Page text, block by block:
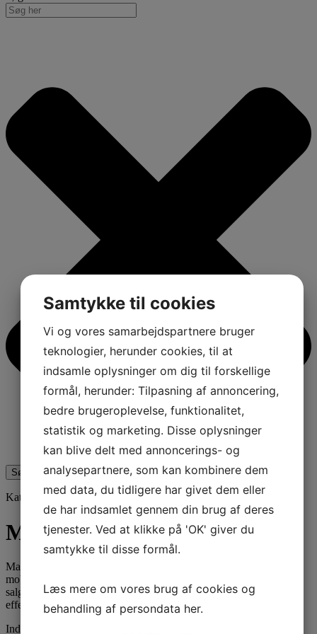
Søg
Kategori
Marketing SMS
Marketing SMS samler emner om kampagner, segmentering og
mobil kommunikation som en del af virksomheders synlighed og
salgsarbejde. Fokus er på balancen mellem relevans, timing og
effektivitet.
Indhold og links:
Samtykke til cookies
Vi og vores samarbejdspartnere bruger
teknologier, herunder cookies, til at
indsamle oplysninger om dig til forskellige
formål, herunder: Tilpasning af annoncering,
bedre brugeroplevelse, funktionalitet,
statistik og marketing. Disse oplysninger
kan blive delt med annoncerings- og
analysepartnere, som kan kombinere dem
med data, du tidligere har givet dem eller
de har indsamlet gennem din brug af deres
tjenester. Ved at klikke på 'OK' giver du
samtykke til disse formål.
Læs mere om vores brug af cookies og
behandling af persondata her.